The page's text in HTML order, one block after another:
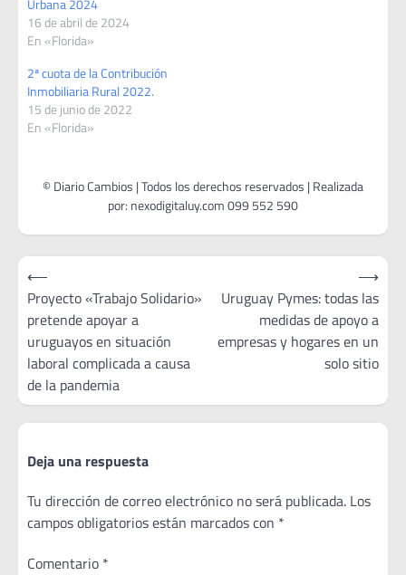
Urbana 2024
16 de abril de 2024
En «Florida»
2ª cuota de la Contribución
Inmobiliaria Rural 2022.
15 de junio de 2022
En «Florida»
Navegación
de
entradas
⟵
Proyecto «Trabajo Solidario»
pretende apoyar a
uruguayos en situación
laboral complicada a causa
de la pandemia
Uruguay Pymes: todas las
medidas de apoyo a
empresas y hogares en un
solo sitio
⟶
Deja una respuesta
Tu dirección de correo electrónico no será publicada. Los
campos obligatorios están marcados con *
Comentario *